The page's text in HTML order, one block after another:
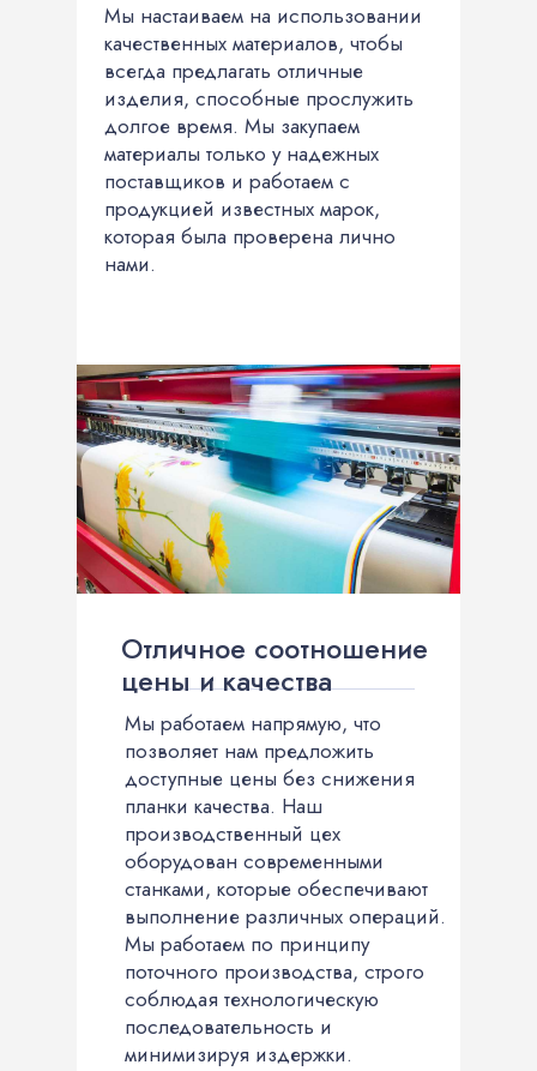
Мы работаем напрямую, что
позволяет нам предложить
доступные цены без снижения
планки качества. Наш
производственный цех
оборудован современными
станками, которые обеспечивают
выполнение различных операций.
Мы работаем по принципу
поточного производства, строго
соблюдая технологическую
последовательность и
минимизируя издержки.
Мы настаиваем на использовании
качественных материалов, чтобы
всегда предлагать отличные
изделия, способные прослужить
долгое время. Мы закупаем
материалы только у надежных
поставщиков и работаем с
продукцией известных марок,
которая была проверена лично
нами.
Отличное соотношение
цены и качества